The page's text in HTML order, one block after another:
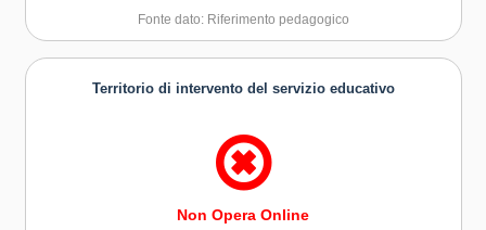
responsabilità degli adulti nei riguardi dei giovani e del
Fonte dato: Riferimento pedagogico
Territorio di intervento del servizio educativo
Non Opera Online